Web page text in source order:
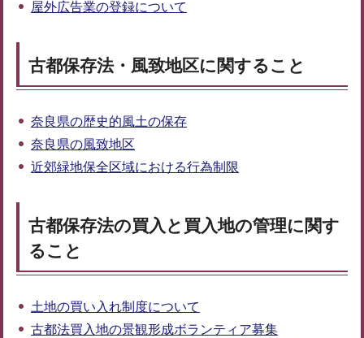
屋外広告業の登録について
古都保存法・風致地区に関すること
奈良県の歴史的風土の保存
奈良県の風致地区
近郊緑地保全区域における行為制限
古都保存法の買入と買入地の管理に関す
ること
土地の買い入れ制度について
古都法買入地の景観形成ボランティア募集